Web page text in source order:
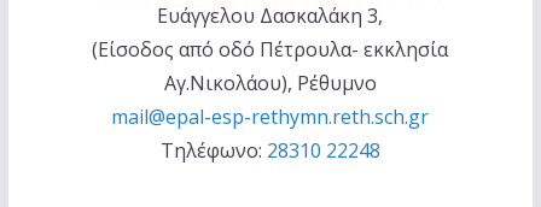
Ευάγγελου Δασκαλάκη 3,
(Είσοδος από οδό Πέτρουλα- εκκλησία
Αγ.Νικολάου), Ρέθυμνο
mail@epal-esp-rethymn.reth.sch.gr
Τηλέφωνο: 28310 22248